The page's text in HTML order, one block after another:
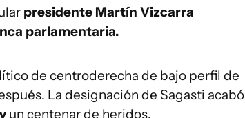
presidente Martín Vizcarra
parlamentaria.
de centroderecha de bajo perfil de
La designación de Sagasti acabó
yun centenar de heridos.